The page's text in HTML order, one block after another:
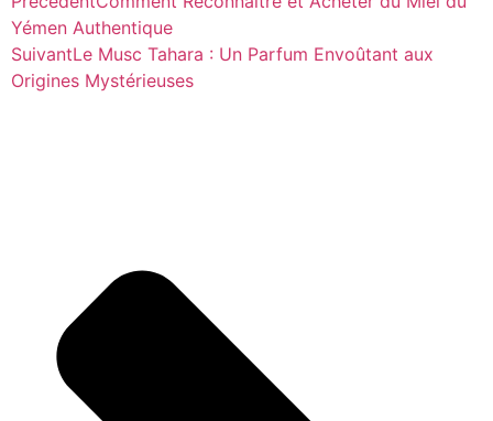
Yémen Authentique
SuivantLe Musc Tahara : Un Parfum Envoûtant aux
Origines Mystérieuses